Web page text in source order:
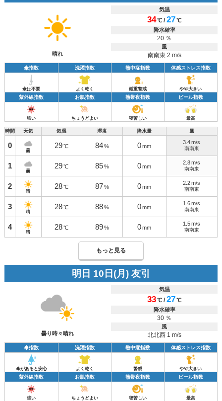
晴れ
気温
34℃ /27℃
降水確率
20 ％
風
南南東 2 m/s
傘指数 洗濯指数 熱中症指数 体感ストレス指数
傘は不要 よく乾く 厳重警戒 やや大きい
紫外線指数 お肌指数 熱帯夜指数 ビール指数
強い ちょうどよい 寝苦しい 最高
時間 天気 気温 湿度 降水量 風
0
曇
29 ℃ 84 % 0 mm
3.4 m/s
南南東
1
曇
29 ℃ 85 % 0 mm
2.8 m/s
南南東
2
晴
28 ℃ 87 % 0 mm
2.2 m/s
南南東
3
晴
28 ℃ 88 % 0 mm
1.6 m/s
南南東
4
晴
28 ℃ 89 % 0 mm
1.5 m/s
南南東
もっと見る
明日 10日(月) 友引
曇り時々晴れ
気温
33℃ /27℃
降水確率
30 ％
風
北北西 1 m/s
傘指数 洗濯指数 熱中症指数 体感ストレス指数
傘があると安心 よく乾く 警戒 やや大きい
紫外線指数 お肌指数 熱帯夜指数 ビール指数
強い ちょうどよい 寝苦しい 最高